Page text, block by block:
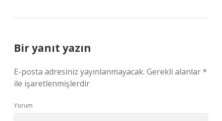
Bir yanıt yazın
E-posta adresiniz yayınlanmayacak. Gerekli alanlar*
ile işaretlenmişlerdir
Yorum